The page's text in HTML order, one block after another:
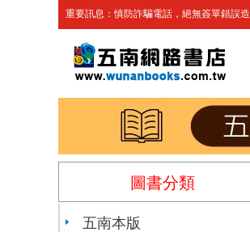
重要訊息：慎防詐騙電話，絕無簽單錯誤
圖書分類
五南本版